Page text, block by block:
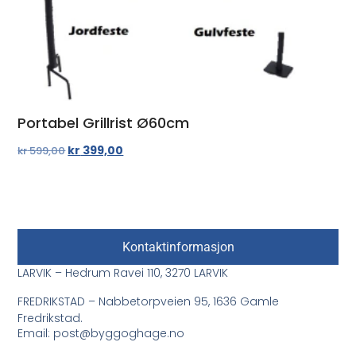
Portabel Grillrist Ø60cm
kr599,00kr 399,00
Kontaktinformasjon
LARVIK – Hedrum Ravei 110, 3270 LARVIK
FREDRIKSTAD – Nabbetorpveien 95, 1636 Gamle
Fredrikstad.
Email: post@byggoghage.no